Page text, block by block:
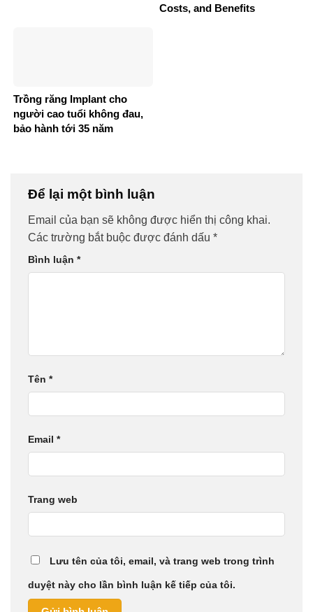
Costs, and Benefits
Trồng răng Implant cho
người cao tuổi không đau,
bảo hành tới 35 năm
Để lại một bình luận
Email của bạn sẽ không được hiển thị công khai.
Các trường bắt buộc được đánh dấu *
Bình luận *
Tên *
Email *
Trang web
Lưu tên của tôi, email, và trang web trong trình
duyệt này cho lần bình luận kế tiếp của tôi.